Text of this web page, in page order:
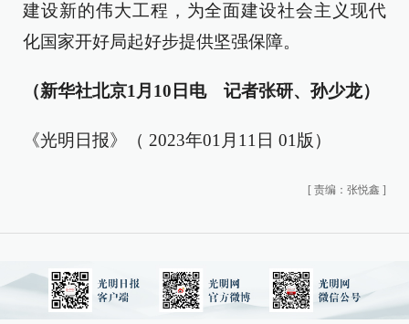
建设新的伟大工程，为全面建设社会主义现代
化国家开好局起好步提供坚强保障。
（新华社北京1月10日电 记者张研、孙少龙）
《光明日报》（ 2023年01月11日 01版）
[ 责编：张悦鑫 ]